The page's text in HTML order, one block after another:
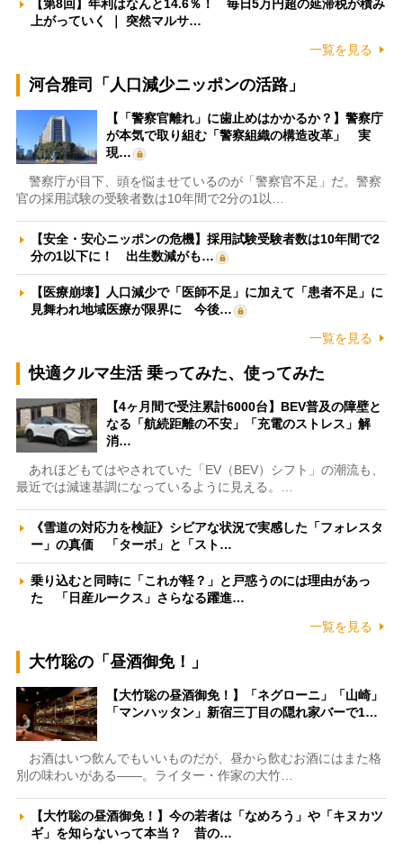
【第8回】年利はなんと14.6％！ 毎日5万円超の延滞税が積み
上がっていく ｜ 突然マルサ…
一覧を見る
河合雅司「人口減少ニッポンの活路」
【「警察官離れ」に歯止めはかかるか？】警察庁
が本気で取り組む「警察組織の構造改革」 実
現…
警察庁が目下、頭を悩ませているのが「警察官不足」だ。警察
官の採用試験の受験者数は10年間で2分の1以…
【安全・安心ニッポンの危機】採用試験受験者数は10年間で2
分の1以下に！ 出生数減がも…
【医療崩壊】人口減少で「医師不足」に加えて「患者不足」に
見舞われ地域医療が限界に 今後…
一覧を見る
快適クルマ生活 乗ってみた、使ってみた
【4ヶ月間で受注累計6000台】BEV普及の障壁と
なる「航続距離の不安」「充電のストレス」解
消…
あれほどもてはやされていた「EV（BEV）シフト」の潮流も、
最近では減速基調になっているように見える。…
《雪道の対応力を検証》シビアな状況で実感した「フォレスタ
ー」の真価 「ターボ」と「スト…
乗り込むと同時に「これが軽？」と戸惑うのには理由があっ
た 「日産ルークス」さらなる躍進…
一覧を見る
大竹聡の「昼酒御免！」
【大竹聡の昼酒御免！】「ネグローニ」「山崎」
「マンハッタン」新宿三丁目の隠れ家バーで1…
お酒はいつ飲んでもいいものだが、昼から飲むお酒にはまた格
別の味わいがある――。ライター・作家の大竹…
【大竹聡の昼酒御免！】今の若者は「なめろう」や「キヌカツ
ギ」を知らないって本当？ 昔の…